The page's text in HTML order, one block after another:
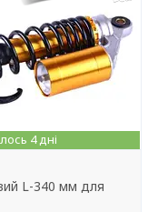
4 дні
L-340 мм для